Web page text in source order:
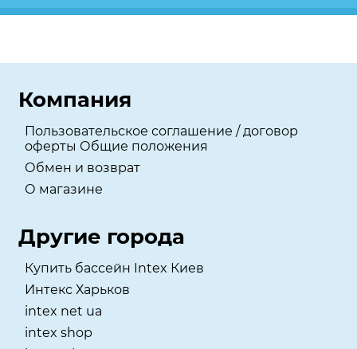
Компания
Пользовательское соглашение / договор
оферты Общие положения
Обмен и возврат
О магазине
Другие города
Купить бассейн Intex Киев
Интекс Харьков
intex net ua
intex shop